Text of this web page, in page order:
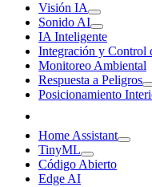
Visión IA
Sonido AI
IA Inteligente
Integración y Control
Monitoreo Ambiental
Respuesta a Peligros
Posicionamiento
Home Assistant
TinyML
Código Abierto
Edge AI